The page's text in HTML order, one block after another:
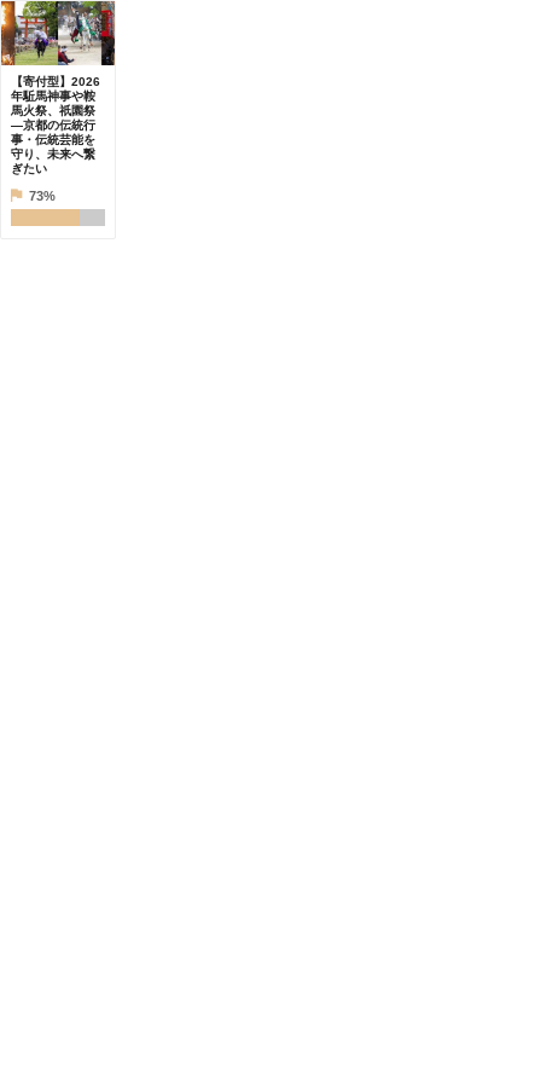
【寄付型】2026
年駈馬神事や鞍
馬火祭、祇園祭
―京都の伝統行
事・伝統芸能を
守り、未来へ繋
ぎたい
73%